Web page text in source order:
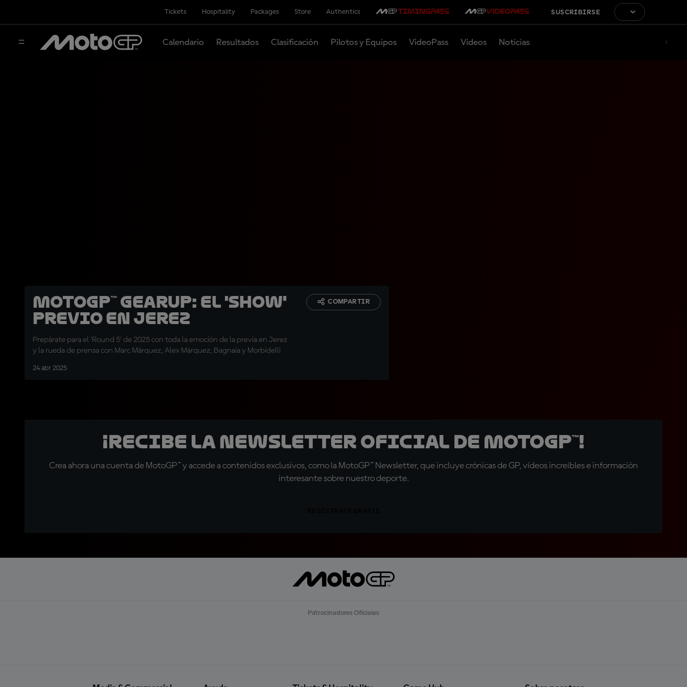
Tickets Hospitality Packages Store Authentics SUSCRIBIRSE
Calendario Resultados Clasificación Pilotos y Equipos VideoPass Vídeos Noticias
MotoGP™ GearUP: El 'show'
previo en Jerez
Prepárate para el 'Round 5' de 2025 con toda la emoción de la previa en Jerez
y la rueda de prensa con Marc Márquez, Alex Márquez, Bagnaia y Morbidelli
24 abr 2025
COMPARTIR
¡Recibe la Newsletter oficial de MotoGP™!
Crea ahora una cuenta de MotoGP™ y accede a contenidos exclusivos, como la MotoGP™ Newsletter, que incluye crónicas de GP, vídeos increíbles e información
interesante sobre nuestro deporte.
Patrocinadores Oficiales